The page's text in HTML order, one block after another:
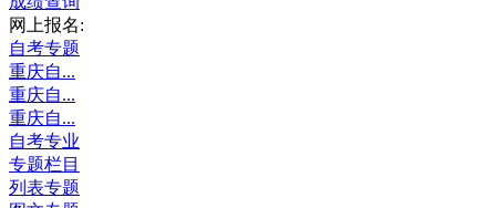
网上报名:
自考专题
重庆自...
重庆自...
重庆自...
自考专业
专题栏目
列表专题